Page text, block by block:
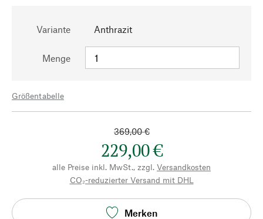
Variante Anthrazit
Menge
Größentabelle
369,00 €
229,00 €
alle Preise inkl. MwSt., zzgl. Versandkosten
CO₂-reduzierter Versand mit DHL
Merken